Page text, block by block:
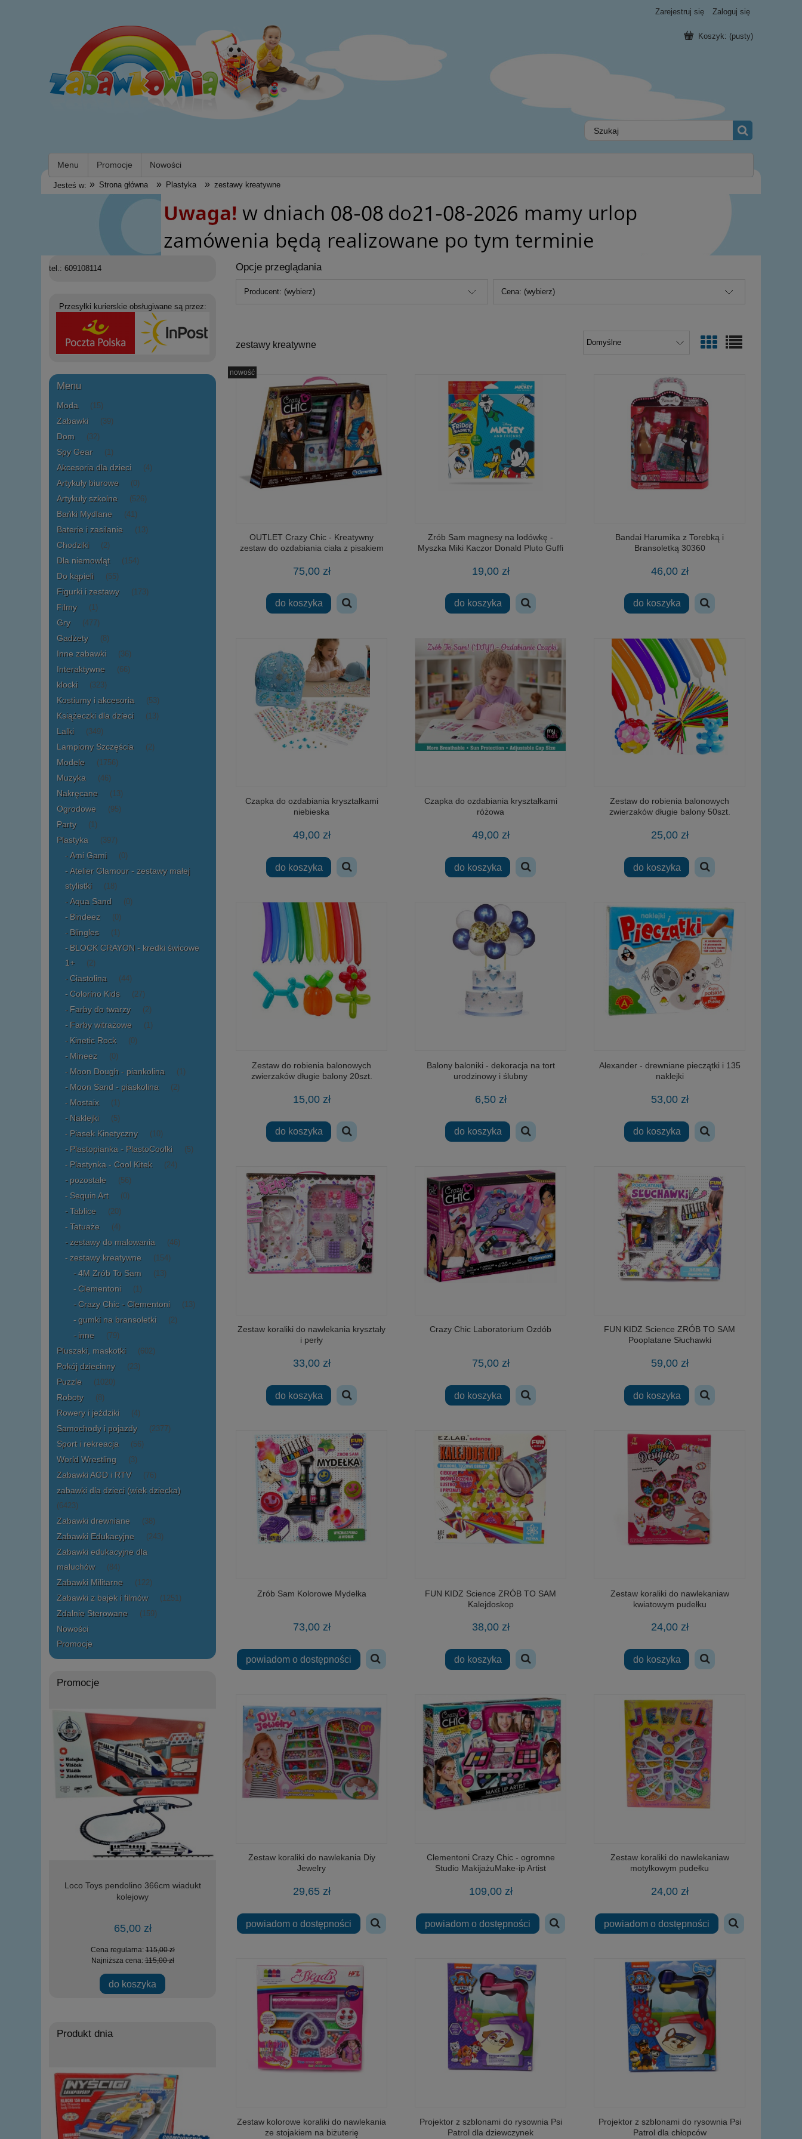
Zarejestruj się Zaloguj się
Koszyk: (pusty)
Menu Promocje Nowości
Jesteś w: » Strona główna » Plastyka » zestawy kreatywne
tel.: 609108114
Przesyłki kurierskie obsługiwane są przez:
Menu
Moda (15)
Zabawki (39)
Dom (32)
Spy Gear (1)
Akcesoria dla dzieci (4)
Artykuły biurowe (0)
Artykuły szkolne (526)
Bańki Mydlane (41)
Baterie i zasilanie (13)
Chodziki (2)
Dla niemowląt (154)
Do kąpieli (55)
Figurki i zestawy (173)
Filmy (1)
Gry (477)
Gadżety (8)
Inne zabawki (36)
Interaktywne (66)
klocki (323)
Kostiumy i akcesoria (53)
Książeczki dla dzieci (13)
Lalki (349)
Lampiony Szczęścia (2)
Modele (1756)
Muzyka (46)
Nakręcane (13)
Ogrodowe (95)
Party (1)
Plastyka (397)
Ami Gami (0)
Atelier Glamour - zestawy małej
stylistki
(18)
Aqua Sand (0)
Bindeez (0)
Blingles (1)
BLOCK CRAYON - kredki świcowe
1+
(2)
Ciastolina (44)
Colorino Kids (27)
Farby do twarzy (2)
Farby witrażowe (1)
Kinetic Rock (0)
Mineez (0)
Moon Dough - piankolina (1)
Moon Sand - piaskolina (2)
Mostaix (1)
Naklejki (5)
Piasek Kinetyczny (10)
Plastopianka - PlastoCoolki (5)
Plastynka - Cool Kitek (24)
pozostałe (56)
Sequin Art (0)
Tablice (20)
Tatuaże (4)
zestawy do malowania (46)
zestawy kreatywne (154)
4M Zrób To Sam (13)
Clementoni (1)
Crazy Chic - Clementoni (13)
gumki na bransoletki (2)
inne (79)
Pluszaki, maskotki (602)
Pokój dziecinny (23)
Puzzle (1020)
Roboty (8)
Rowery i jeździki (4)
Samochody i pojazdy (2377)
Sport i rekreacja (56)
World Wrestling (3)
Zabawki AGD i RTV (76)
zabawki dla dzieci (wiek dziecka)
(6423)
Zabawki drewniane (38)
Zabawki Edukacyjne (243)
Zabawki edukacyjne dla
maluchów
(84)
Zabawki Militarne (122)
Zabawki z bajek i filmów (1251)
Zdalnie Sterowane (159)
Nowości
Promocje
Promocje
Loco Toys pendolino 366cm wiadukt
kolejowy
65,00 zł
Cena regularna:115,00 zł
Najniższa cena:115,00 zł
do koszyka
DROMADER 22513 klocki ARMIA wojskowy
helikopter szturmowy 297 elementów
39,99 zł
Najniższa cena:58,00 zł
powiadom o dostępności
zręcznościowa Gra Dromader - Serowy
Stosik
29,00 zł
powiadom o dostępności
Produkt dnia
Opcje przeglądania
Producent: (wybierz) Cena: (wybierz)
zestawy kreatywne
OUTLET Crazy Chic - Kreatywny
zestaw do ozdabiania ciała z pisakiem
75,00 zł
do koszyka
nowość
Zrób Sam magnesy na lodówkę -
Myszka Miki Kaczor Donald Pluto Guffi
19,00 zł
do koszyka
Bandai Harumika z Torebką i
Bransoletką 30360
46,00 zł
do koszyka
Czapka do ozdabiania kryształkami
niebieska
49,00 zł
do koszyka
Czapka do ozdabiania kryształkami
różowa
49,00 zł
do koszyka
Zestaw do robienia balonowych
zwierzaków długie balony 50szt.
25,00 zł
do koszyka
Zestaw do robienia balonowych
zwierzaków długie balony 20szt.
15,00 zł
do koszyka
Balony baloniki - dekoracja na tort
urodzinowy i ślubny
6,50 zł
do koszyka
Alexander - drewniane pieczątki i 135
naklejki
53,00 zł
do koszyka
Zestaw koraliki do nawlekania kryształy
i perły
33,00 zł
do koszyka
Crazy Chic Laboratorium Ozdób
75,00 zł
do koszyka
FUN KIDZ Science ZRÓB TO SAM
Pooplatane Słuchawki
59,00 zł
do koszyka
Zrób Sam Kolorowe Mydełka
73,00 zł
powiadom o dostępności
FUN KIDZ Science ZRÓB TO SAM
Kalejdoskop
38,00 zł
do koszyka
Zestaw koraliki do nawlekaniaw
kwiatowym pudełku
24,00 zł
do koszyka
Zestaw koraliki do nawlekania Diy
Jewelry
29,65 zł
powiadom o dostępności
Clementoni Crazy Chic - ogromne
Studio MakijażuMake-ip Artist
109,00 zł
powiadom o dostępności
Zestaw koraliki do nawlekaniaw
motylkowym pudełku
24,00 zł
powiadom o dostępności
Zestaw kolorowe koraliki do nawlekania
ze stojakiem na biżuterię
Projektor z szblonami do rysownia Psi
Patrol dla dziewczynek
Projektor z szblonami do rysownia Psi
Patrol dla chłopców